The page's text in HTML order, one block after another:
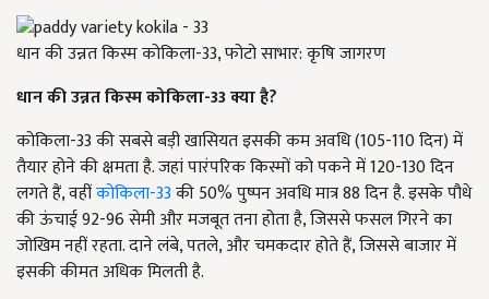
धान की उन्नत किस्म कोकिला-33, फोटो साभार: कृषि जागरण
धान की उन्नत किस्म कोकिला-33क्या है?
कोकिला-33 की सबसे बड़ी खासियत इसकी कम अवधि (105-110 दिन) में
तैयार होने की क्षमता है. जहां पारंपरिक किस्मों को पकने में 120-130 दिन
लगते हैं, वहींकोकिला-33की 50% पुष्पन अवधि मात्र 88 दिन है. इसके पौधे
की ऊंचाई 92-96 सेमी और मजबूत तना होता है, जिससे फसल गिरने का
जोखिम नहीं रहता. दाने लंबे, पतले, और चमकदार होते हैं, जिससे बाजार में
इसकी कीमत अधिक मिलती है.